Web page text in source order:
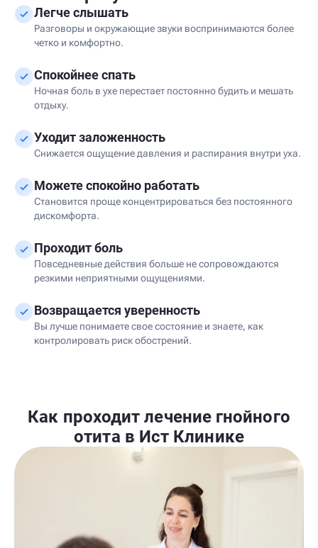
Легче слышать
Разговоры и окружающие звуки воспринимаются более
четко и комфортно.
Спокойнее спать
Ночная боль в ухе перестает постоянно будить и мешать
отдыху.
Уходит заложенность
Снижается ощущение давления и распирания внутри уха.
Можете спокойно работать
Становится проще концентрироваться без постоянного
дискомфорта.
Проходит боль
Повседневные действия больше не сопровождаются
резкими неприятными ощущениями.
Возвращается уверенность
Вы лучше понимаете свое состояние и знаете, как
контролировать риск обострений.
Как проходит лечение гнойного
отита в Ист Клинике